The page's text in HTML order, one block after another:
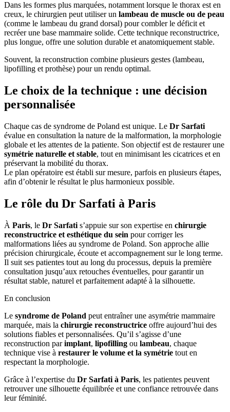
Dans les formes plus marquées, notamment lorsque le thorax est en
creux, le chirurgien peut utiliser un lambeau de muscle ou de peau
(comme le lambeau du grand dorsal) pour combler le déficit et
recréer une base mammaire solide. Cette technique reconstructrice,
plus longue, offre une solution durable et anatomiquement stable.
Souvent, la reconstruction combine plusieurs gestes (lambeau,
lipofilling et prothèse) pour un rendu optimal.
Le choix de la technique : une décision
personnalisée
Chaque cas de syndrome de Poland est unique. Le Dr Sarfati
évalue en consultation la nature de la malformation, la morphologie
globale et les attentes de la patiente. Son objectif est de restaurer une
symétrie naturelle et stable, tout en minimisant les cicatrices et en
préservant la mobilité du thorax.
Le plan opératoire est établi sur mesure, parfois en plusieurs étapes,
afin d’obtenir le résultat le plus harmonieux possible.
Le rôle du Dr Sarfati à Paris
À Paris, le Dr Sarfati s’appuie sur son expertise en chirurgie
reconstructrice et esthétique du sein pour corriger les
malformations liées au syndrome de Poland. Son approche allie
précision chirurgicale, écoute et accompagnement sur le long terme.
Il suit ses patientes tout au long du processus, depuis la première
consultation jusqu’aux retouches éventuelles, pour garantir un
résultat stable, naturel et parfaitement adapté à la silhouette.
En conclusion
Le syndrome de Poland peut entraîner une asymétrie mammaire
marquée, mais la chirurgie reconstructrice offre aujourd’hui des
solutions fiables et personnalisées. Qu’il s’agisse d’une
reconstruction parimplant, lipofilling ou lambeau, chaque
technique vise à restaurer le volume et la symétrie tout en
respectant la morphologie.
Grâce à l’expertise du Dr Sarfati à Paris, les patientes peuvent
retrouver une silhouette équilibrée et une confiance retrouvée dans
leur féminité.